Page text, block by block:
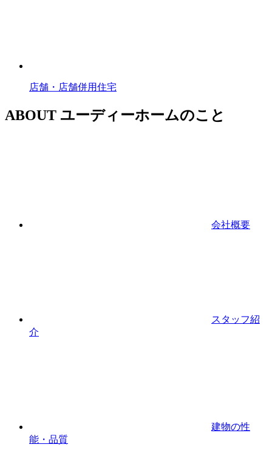
店舗・店舗併用住宅
ABOUT ユーディーホームのこと
会社概要
スタッフ紹
介
建物の性
能・品質